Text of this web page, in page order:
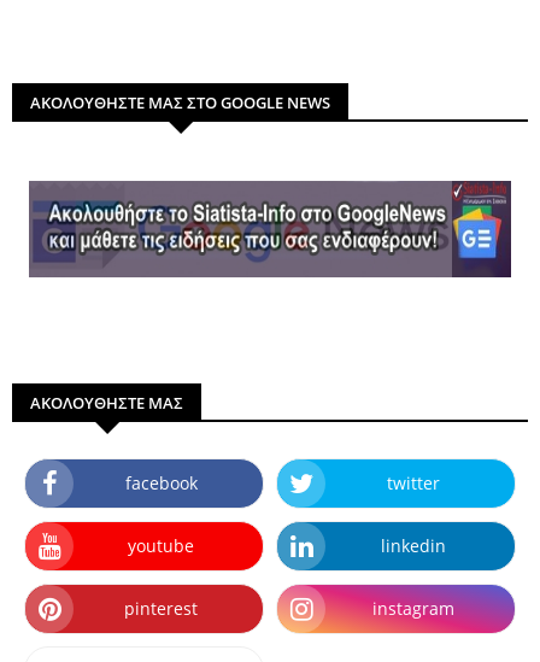
ΑΚΟΛΟΥΘΗΣΤΕ ΜΑΣ ΣΤΟ GOOGLE NEWS
ΑΚΟΛΟΥΘΗΣΤΕ ΜΑΣ
facebook twitter
youtube linkedin
pinterest instagram